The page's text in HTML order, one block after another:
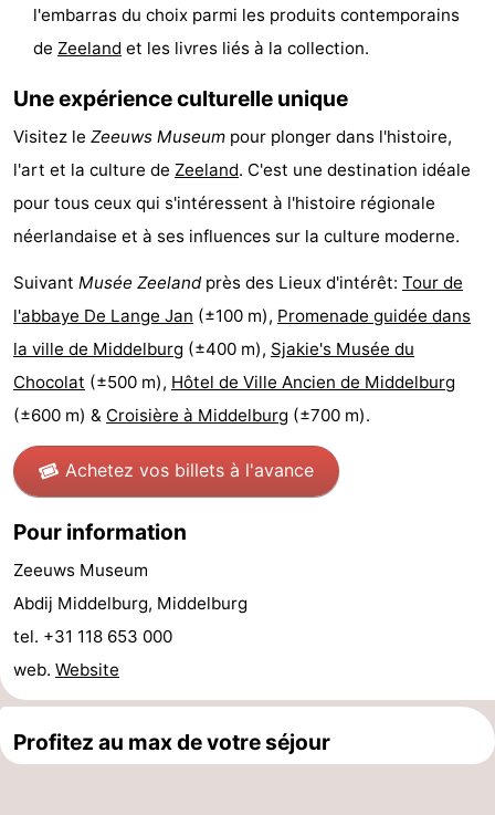
Schouwen-
Duiveland
-
Brouwershaven
-
Bruinisse
-
Nature
-
Haamstede
Nature
Kop
van
Schouwen
Walcheren
-
Veere
-
Nature
Oranjezon
-
Oostkapelle
-
Nature
-
l'embarras du choix parmi les produits contemporains
de Zeeland et les livres liés à la collection.
Une expérience culturelle unique
Visitez le Zeeuws Museum pour plonger dans l'histoire,
l'art et la culture de Zeeland. C'est une destination idéale
pour tous ceux qui s'intéressent à l'histoire régionale
néerlandaise et à ses influences sur la culture moderne.
Suivant Musée Zeelandprès des Lieux d'intérêt: Tour de
l'abbaye De Lange Jan (±100 m), Promenade guidée dans
la ville de Middelburg (±400 m), Sjakie's Musée du
Chocolat (±500 m), Hôtel de Ville Ancien de Middelburg
(±600 m) & Croisière à Middelburg (±700 m).
Achetez vos billets à l'avance
Pour information
Zeeuws Museum
Abdij Middelburg, Middelburg
tel. +31 118 653 000
web. Website
Profitez au max de votre séjour